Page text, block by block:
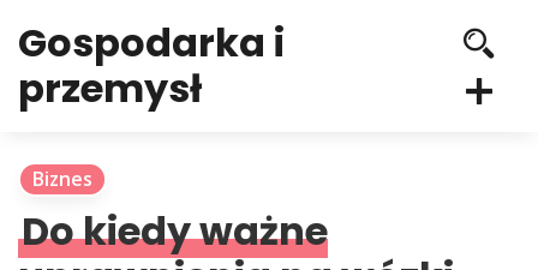
Gospodarka i
przemysł
Biznes
Do kiedy ważne